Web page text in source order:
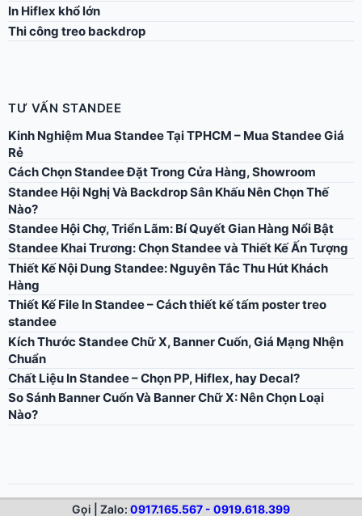
Gọi | Zalo:0917.165.567 - 0919.618.399
In Hiflex khổ lớn
Thi công treo backdrop
TƯ VẤN STANDEE
Kinh Nghiệm Mua Standee Tại TPHCM – Mua Standee Giá
Rẻ
Cách Chọn Standee Đặt Trong Cửa Hàng, Showroom
Standee Hội Nghị Và Backdrop Sân Khấu Nên Chọn Thế
Nào?
Standee Hội Chợ, Triển Lãm: Bí Quyết Gian Hàng Nổi Bật
Standee Khai Trương: Chọn Standee và Thiết Kế Ấn Tượng
Thiết Kế Nội Dung Standee: Nguyên Tắc Thu Hút Khách
Hàng
Thiết Kế File In Standee – Cách thiết kế tấm poster treo
standee
Kích Thước Standee Chữ X, Banner Cuốn, Giá Mạng Nhện
Chuẩn
Chất Liệu In Standee – Chọn PP, Hiflex, hay Decal?
So Sánh Banner Cuốn Và Banner Chữ X: Nên Chọn Loại
Nào?
© 2026 Standee Land. All rights reserved.